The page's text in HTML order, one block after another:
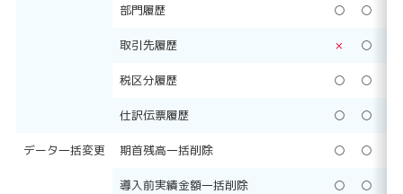
部門履歴 ○ ○
取引先履歴 × ○
税区分履歴 ○ ○
仕訳伝票履歴 ○ ○
データ一括変更 期首残高一括削除 ○ ○
導入前実績金額一括削除 ○ ○